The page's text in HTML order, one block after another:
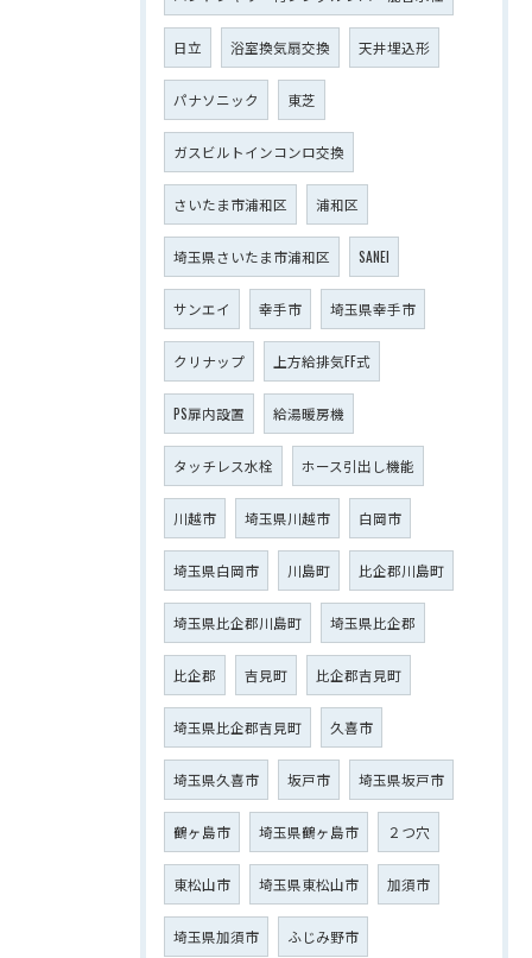
日立 浴室換気扇交換 天井埋込形
パナソニック 東芝
ガスビルトインコンロ交換
さいたま市浦和区 浦和区
埼玉県さいたま市浦和区 SANEI
サンエイ 幸手市 埼玉県幸手市
クリナップ 上方給排気FF式
PS扉内設置 給湯暖房機
タッチレス水栓 ホース引出し機能
川越市 埼玉県川越市 白岡市
埼玉県白岡市 川島町 比企郡川島町
埼玉県比企郡川島町 埼玉県比企郡
比企郡 吉見町 比企郡吉見町
埼玉県比企郡吉見町 久喜市
埼玉県久喜市 坂戸市 埼玉県坂戸市
鶴ヶ島市 埼玉県鶴ヶ島市 ２つ穴
東松山市 埼玉県東松山市 加須市
埼玉県加須市 ふじみ野市